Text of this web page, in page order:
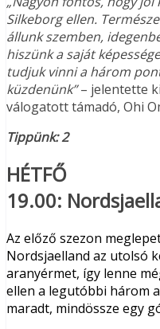
Silkeborg ellen.
állunk szemben,
hiszünk a saját
tudjuk vinni a három
küzdenünk”– jelentette
válogatott támadó, Ohi
Tippünk: 2
HÉTFŐ
19.00:
Az előző szezon
Nordsjaelland az utolsó
aranyérmet, így lenne
ellen a legutóbbi három
maradt, mindössze egy